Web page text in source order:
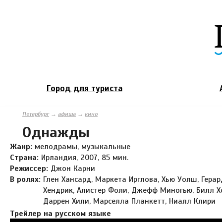
Город для туриста
Петербург→ афиша → кино
Однажды
Жанр: мелодрамы, музыкальные
Страна: Ирландия, 2007, 85 мин.
Режиссер: Джон Карни
В ролях: Глен Хансард, Маркета Ирглова, Хью Уолш,
Хендрик, Алистер Фоли, Джефф Миногью, Билл
Даррен Хили, Марселла Планкетт, Ниалл Клири
Трейлер на русском языке